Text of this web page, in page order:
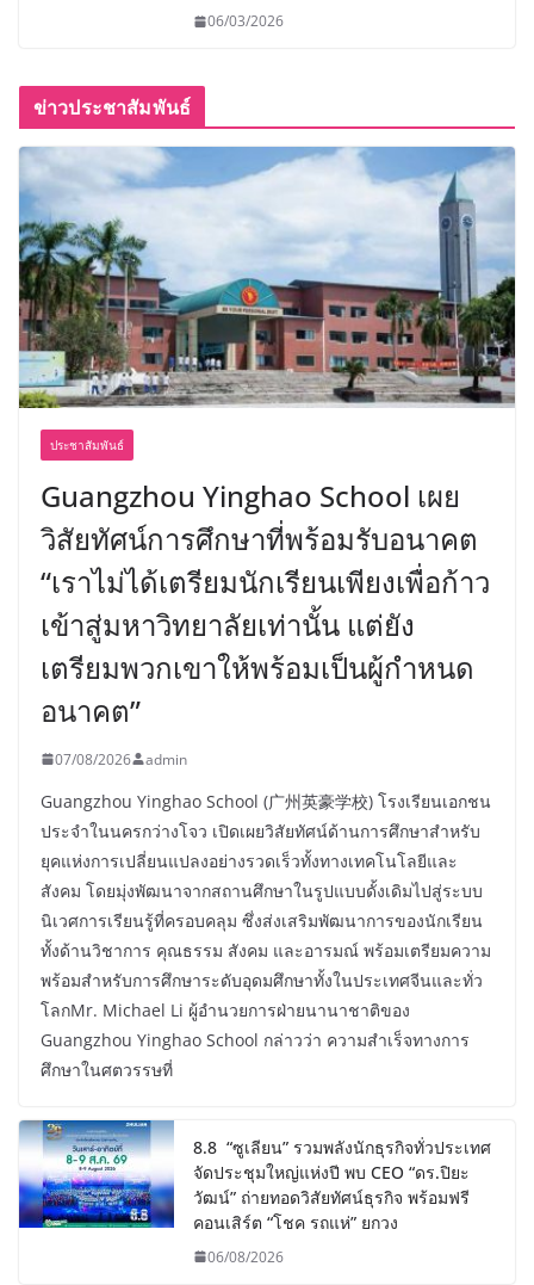
06/03/2026
ข่าวประชาสัมพันธ์
ประชาสัมพันธ์
Guangzhou Yinghao School เผย
วิสัยทัศน์การศึกษาที่พร้อมรับอนาคต
“เราไม่ได้เตรียมนักเรียนเพียงเพื่อก้าว
เข้าสู่มหาวิทยาลัยเท่านั้น แต่ยัง
เตรียมพวกเขาให้พร้อมเป็นผู้กำหนด
อนาคต”
07/08/2026 admin
Guangzhou Yinghao School (广州英豪学校) โรงเรียนเอกชน
ประจำในนครกว่างโจว เปิดเผยวิสัยทัศน์ด้านการศึกษาสำหรับ
ยุคแห่งการเปลี่ยนแปลงอย่างรวดเร็วทั้งทางเทคโนโลยีและ
สังคม โดยมุ่งพัฒนาจากสถานศึกษาในรูปแบบดั้งเดิมไปสู่ระบบ
นิเวศการเรียนรู้ที่ครอบคลุม ซึ่งส่งเสริมพัฒนาการของนักเรียน
ทั้งด้านวิชาการ คุณธรรม สังคม และอารมณ์ พร้อมเตรียมความ
พร้อมสำหรับการศึกษาระดับอุดมศึกษาทั้งในประเทศจีนและทั่ว
โลกMr. Michael Li ผู้อำนวยการฝ่ายนานาชาติของ
Guangzhou Yinghao School กล่าวว่า ความสำเร็จทางการ
ศึกษาในศตวรรษที่
8.8 “ซูเลียน” รวมพลังนักธุรกิจทั่วประเทศ
จัดประชุมใหญ่แห่งปี พบ CEO “ดร.ปิยะ
วัฒน์” ถ่ายทอดวิสัยทัศน์ธุรกิจ พร้อมฟรี
คอนเสิร์ต “โชค รถแห่” ยกวง
06/08/2026